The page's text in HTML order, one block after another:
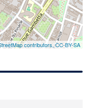
contributors,CC-BY-SA